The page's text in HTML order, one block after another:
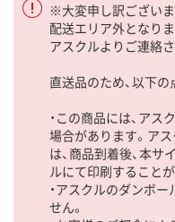
※大変申し訳ございま
配送エリア外となりま
アスクルよりご連絡
直送品のため、以下の
・この商品には、ア
場合があります。ア
は、商品到着後、本
ルにて印刷することが
・アスクルのダンボ
せん。